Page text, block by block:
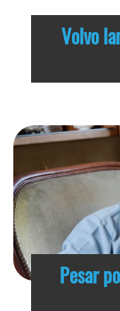
Volvo
Pesar